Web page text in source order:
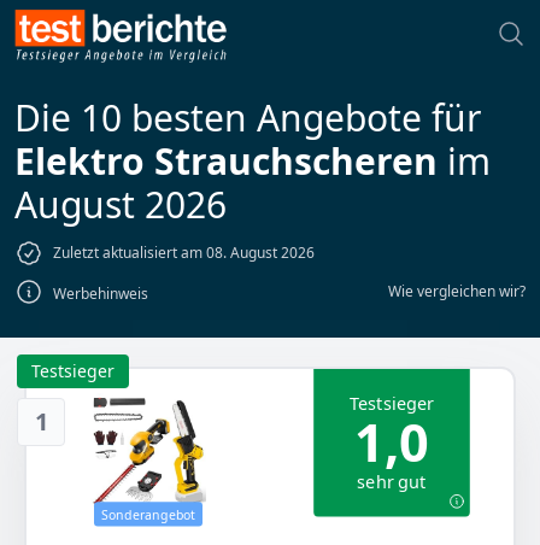
Die 10 besten Angebote für
Elektro Strauchscheren im
August 2026
Zuletzt aktualisiert am 08. August 2026
Werbehinweis
Wie vergleichen wir?
1
Testsieger
Sonderangebot
Testsieger
1,0
sehr gut